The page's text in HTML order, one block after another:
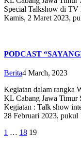
Special Talkshow di TV
Kamis, 2 Maret 2023,
PODCAST
Berita4 March, 2023
Kegiatan dalam rangka
KL Cabang Jawa Timur
Kegiatan : Talk show
28 Februari 2023,
Posts
1 … 18 19